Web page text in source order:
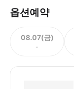
옵션예약
08.07(금)
-